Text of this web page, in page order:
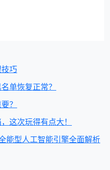
巧
单恢复正常？
？
这次玩得有点大！
能型人工智能引擎全面解析